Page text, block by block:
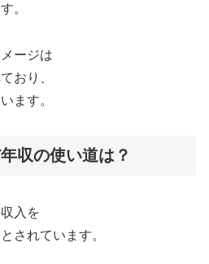
。
ージは
おり、
ます。
収の使い道は？
入を
されています。